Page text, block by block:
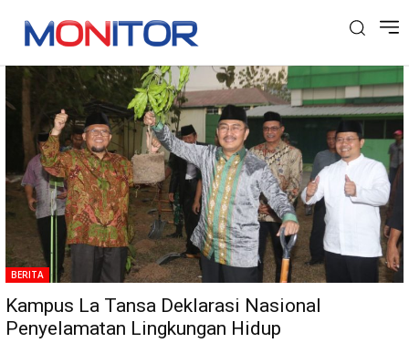
Tag: Lintas Generasi
BERITA
Kampus La Tansa Deklarasi Nasional
Penyelamatan Lingkungan Hidup